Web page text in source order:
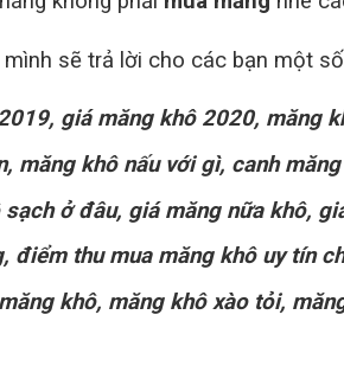
mình sẽ trả lời cho các bạn một
giá măng khô 2020, măng
măng khô nấu với gì, canh
sạch ở đâu, giá măng nữa khô,
điểm thu mua măng khô uy tín
khô, măng khô xào tỏi,